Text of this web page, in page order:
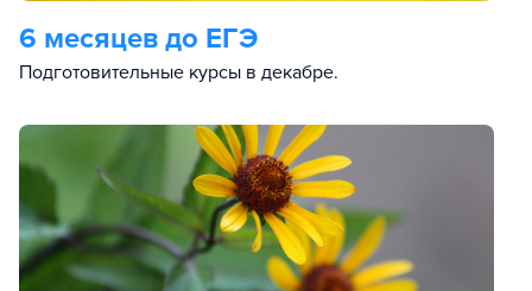
6 месяцев до ЕГЭ
Подготовительные курсы в декабре.